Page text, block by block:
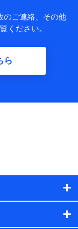
、住所、生年月
保険加入の目的、
方法、車のメーカ
応対記録（お客様
ルマガジンを提供
保険の更改案内等
の情報）が含まれ
シャルグループが
、保険商品の内
ーカーや走行距離
報、ペットの種類
のご連絡、その他
ください。
ら